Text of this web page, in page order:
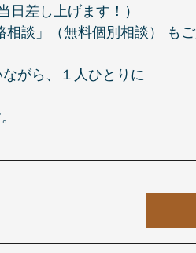
差し上げます！）
談」（無料個別相談） も
がら、１人ひとりに